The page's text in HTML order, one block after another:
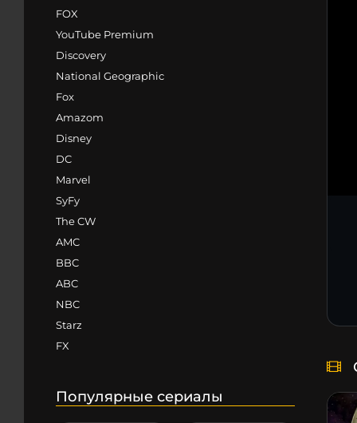
FOX
YouTube Premium
Discovery
National Geographic
Fox
Amazom
Disney
DC
Marvel
SyFy
The CW
AMC
BBC
ABC
NBC
Starz
FX
Популярные сериалы